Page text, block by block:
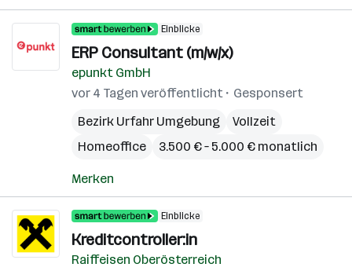
Einblicke
ERP Consultant (m/w/x)
epunkt GmbH
vor 4 Tagen veröffentlicht
Gesponsert
Bezirk Urfahr Umgebung
Vollzeit
Homeoffice
3.500 € – 5.000 € monatlich
Merken
Einblicke
Kreditcontroller:in
Raiffeisen Oberösterreich